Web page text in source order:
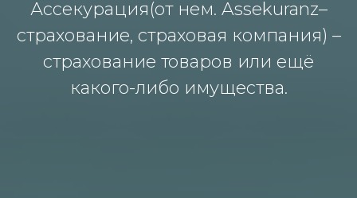
Ассекурация(от нем. Assekuranz–
страхование, страховая компания) –
страхование товаров или ещё
какого-либо имущества.